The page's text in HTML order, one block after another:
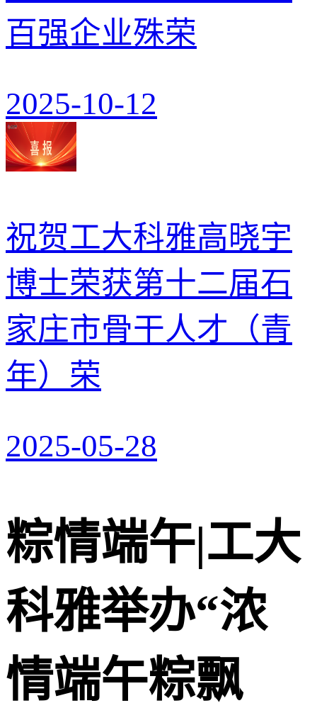
百强企业殊荣
2025-10-12
祝贺工大科雅高晓宇
博士荣获第十二届石
家庄市骨干人才（青
年）荣
2025-05-28
粽情端午|工大
科雅举办“浓
情端午粽飘